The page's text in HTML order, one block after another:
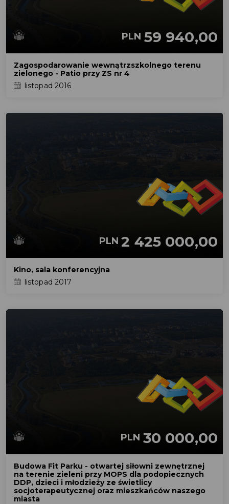
PLN 59 940,00
Zagospodarowanie wewnątrzszkolnego terenu
zielonego - Patio przy ZS nr 4
listopad 2016
PLN2 425 000,00
Kino, sala konferencyjna
listopad 2017
PLN 30 000,00
Budowa Fit Parku - otwartej siłowni zewnętrznej
na terenie zieleni przy MOPS dla podopiecznych
DDP, dzieci i młodzieży ze świetlicy
socjoterapeutycznej oraz mieszkańców naszego
miasta